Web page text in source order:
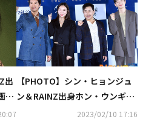
出
本
【PHOTO】シン・ヒョンジュ
ン＆RAINZ出身ホン・ウンギ
ら、映画「殺し屋-THE ASSAS
2023/02/10 17:16